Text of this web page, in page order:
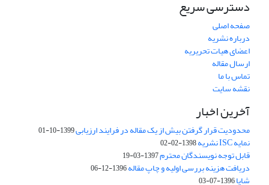
دسترسی سریع
صفحه اصلی
درباره نشریه
اعضای هیات تحریریه
ارسال مقاله
تماس با ما
نقشه سایت
آخرین اخبار
محدودیت قرار گرفتن بیش از یک مقاله در فرایند ارزیابی1399-10-01
نمایه ISC نشریه 1398-02-02
قابل توجه نویسندگان محترم1397-03-19
دریافت هزینه بررسی اولیه و چاپ مقاله1396-12-06
شاپا1396-07-03